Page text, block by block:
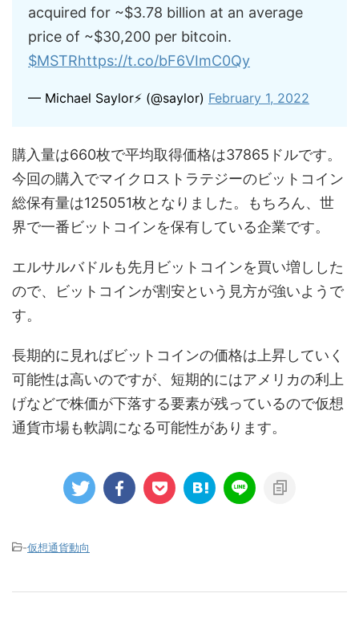
acquired for ~$3.78 billion at an average
price of ~$30,200 per bitcoin.
$MSTRhttps://t.co/bF6VImC0Qy
— Michael Saylor⚡️ (@saylor) February 1, 2022
購入量は660枚で平均取得価格は37865ドルです。
今回の購入でマイクロストラテジーのビットコイン
総保有量は125051枚となりました。もちろん、世
界で一番ビットコインを保有している企業です。
エルサルバドルも先月ビットコインを買い増しした
ので、ビットコインが割安という見方が強いようで
す。
長期的に見ればビットコインの価格は上昇していく
可能性は高いのですが、短期的にはアメリカの利上
げなどで株価が下落する要素が残っているので仮想
通貨市場も軟調になる可能性があります。
-仮想通貨動向